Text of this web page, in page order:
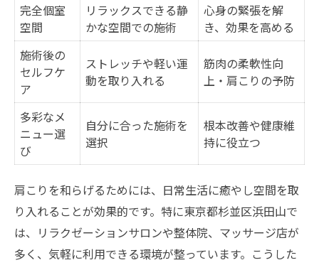
完全個室
空間
リラックスできる静
かな空間での施術
心身の緊張を解
き、効果を高める
施術後の
セルフケ
ア
ストレッチや軽い運
動を取り入れる
筋肉の柔軟性向
上・肩こりの予防
多彩なメ
ニュー選
び
自分に合った施術を
選択
根本改善や健康維
持に役立つ
肩こりを和らげるためには、日常生活に癒やし空間を取
り入れることが効果的です。特に東京都杉並区浜田山で
は、リラクゼーションサロンや整体院、マッサージ店が
多く、気軽に利用できる環境が整っています。こうした